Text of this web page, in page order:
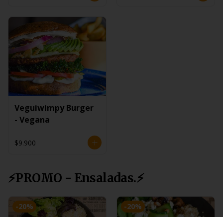
Veguiwimpy Burger
- Vegana
$9.900
⚡PROMO - Ensaladas.⚡
-20% -20%